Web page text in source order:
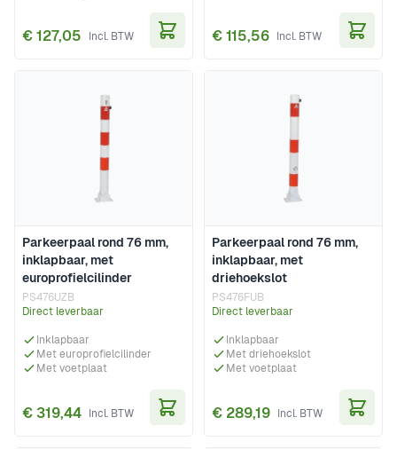
€ 127,05 € 115,56
Parkeerpaal rond 76 mm,
inklapbaar, met
europrofielcilinder
PS476UZB
Direct leverbaar
Inklapbaar
Met europrofielcilinder
Met voetplaat
€ 319,44
Parkeerpaal rond 76 mm,
inklapbaar, met
driehoekslot
PS476FUB
Direct leverbaar
Inklapbaar
Met driehoekslot
Met voetplaat
€ 289,19